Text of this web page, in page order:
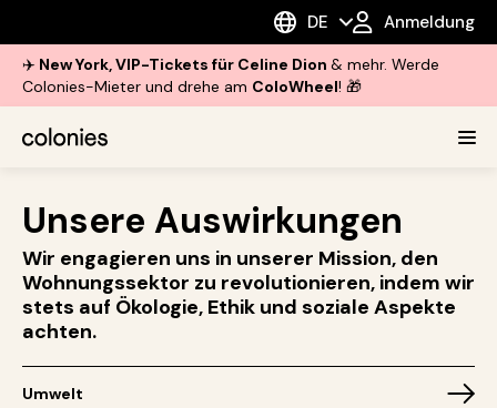
DE Anmeldung
✈️ New York, VIP-Tickets für Celine Dion & mehr. Werde
Colonies-Mieter und drehe am ColoWheel! 🎁
Unsere Auswirkungen
Wir engagieren uns in unserer Mission, den
Wohnungssektor zu revolutionieren, indem wir
stets auf Ökologie, Ethik und soziale Aspekte
achten.
Umwelt